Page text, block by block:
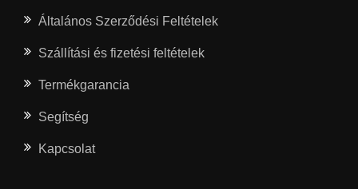
Általános Szerződési Feltételek
Szállítási és fizetési feltételek
Termékgarancia
Segítség
Kapcsolat